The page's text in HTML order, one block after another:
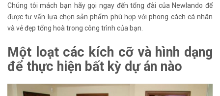
Chúng tôi mách bạn hãy gọi ngay đến tổng đài của Newlando để
được tư vấn lựa chọn sản phẩm phù hợp với phong cách cá nhân
và vẻ đẹp tổng hoà trong công trình của bạn.
Một loạt các kích cỡ và hình dạng
để thực hiện bất kỳ dự án nào